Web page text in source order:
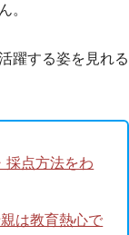
。
躍する姿を見れる
採点方法をわ
は教育熱心で